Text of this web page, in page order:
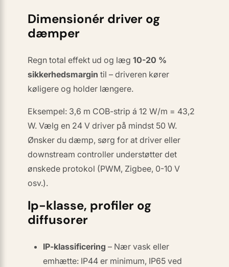
Dimensionér driver og
dæmper
Regn total effekt ud og læg10-20 %
sikkerheds­margin til – driveren kører
køligere og holder længere.
Eksempel: 3,6 m COB-strip á 12 W/m = 43,2
W. Vælg en 24 V driver på mindst 50 W.
Ønsker du dæmp, sørg for at drivereller
downstream controller understøtter det
ønskede protokol (PWM, Zigbee, 0-10 V
osv.).
Ip-klasse, profiler og
diffusorer
IP-klassificering – Nær vask eller
emhætte: IP44 er minimum, IP65 ved